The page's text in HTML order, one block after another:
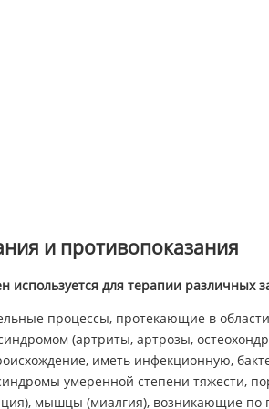
и противопоказания
используется для терапии различных
процессы, протекающие в
(артриты, артрозы,
иметь инфекционную,
умеренной степени тяжести,
мышцы (миалгия), возникающие по